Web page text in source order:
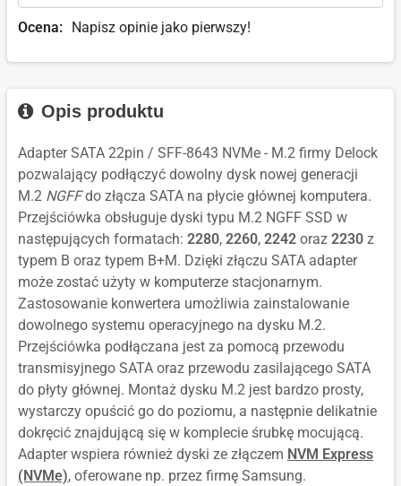
Ocena: Napisz opinie jako pierwszy!
Opis produktu
Adapter SATA 22pin / SFF-8643 NVMe - M.2 firmy Delock
pozwalający podłączyć dowolny dysk nowej generacji
M.2 NGFFdo złącza SATA na płycie głównej komputera.
Przejściówka obsługuje dyski typu M.2 NGFF SSD w
następujących formatach: 2280, 2260, 2242 oraz 2230 z
typem B oraz typem B+M. Dzięki złączu SATA adapter
może zostać użyty w komputerze stacjonarnym.
Zastosowanie konwertera umożliwia zainstalowanie
dowolnego systemu operacyjnego na dysku M.2.
Przejściówka podłączana jest za pomocą przewodu
transmisyjnego SATA oraz przewodu zasilającego SATA
do płyty głównej. Montaż dysku M.2 jest bardzo prosty,
wystarczy opuścić go do poziomu, a następnie delikatnie
dokręcić znajdującą się w komplecie śrubkę mocującą.
Adapter wspiera również dyski ze złączem NVM Express
(NVMe), oferowane np. przez firmę Samsung.